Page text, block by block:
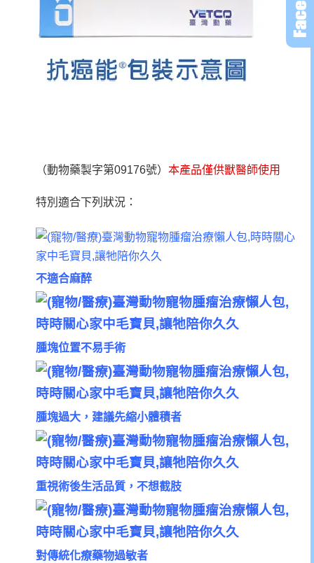
（動物藥製字第09176號） 本產品僅供獸醫師使用
特別適合下列狀況：
不適合麻醉
腫塊位置不易手術
腫塊過大，建議先縮小體積者
重視術後生活品質，不想截肢
對傳統化療藥物過敏者